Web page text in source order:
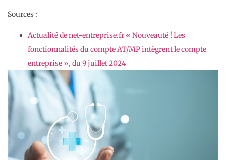
Sources :
Actualité de net-entreprise.fr « Nouveauté ! Les
fonctionnalités du compte AT/MP intègrent le compte
entreprise », du 9 juillet 2024